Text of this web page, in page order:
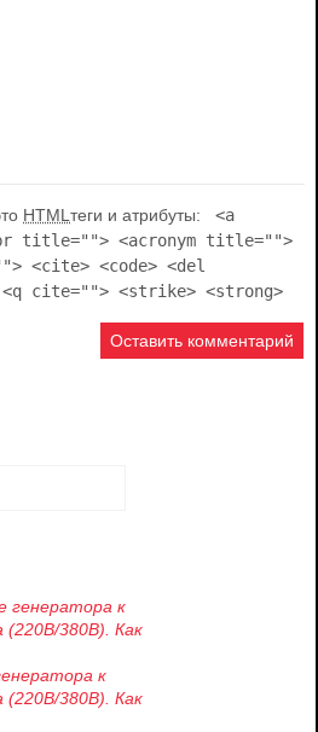
HTMLтеги и атрибуты:
<a
title=""> <acronym title="">
<cite> <code> <del
<q cite=""> <strike> <strong>
к
(220В/380В). Как